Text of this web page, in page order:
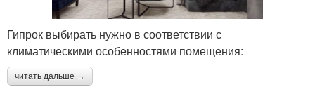
Гипрок выбирать нужно в соответствии с
климатическими особенностями помещения:
читать дальше →